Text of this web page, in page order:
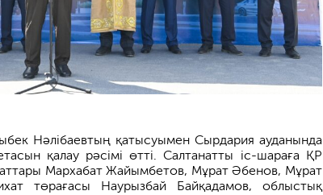
Нәлібаевтың қатысуымен Сырдария ауданында
қалау рәсімі өтті. Салтанатты іс-шараға ҚР
Мархабат Жайымбетов, Мұрат Әбенов, Мұрат
төрағасы Наурызбай Байқадамов, облыстық